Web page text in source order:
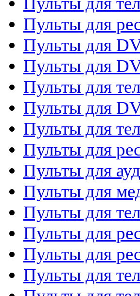
Пульты для
Пульты для
Пульты для
Пульты для
Пульты для
Пульты для
Пульты для
Пульты для
Пульты для
Пульты для
Пульты для
Пульты для
Пульты для